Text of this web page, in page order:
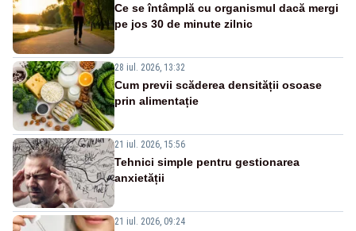
Ce se întâmplă cu organismul dacă mergi
pe jos 30 de minute zilnic
28 iul. 2026, 13:32
Cum previi scăderea densității osoase
prin alimentație
21 iul. 2026, 15:56
Tehnici simple pentru gestionarea
anxietății
21 iul. 2026, 09:24